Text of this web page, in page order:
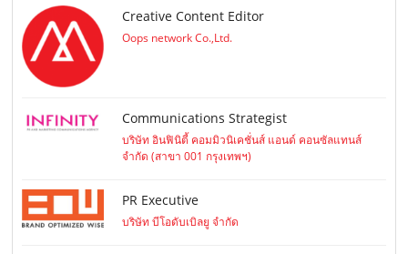
Creative Content Editor
Oops network Co.,Ltd.
Communications Strategist
บริษัท อินฟินิตี้ คอมมิวนิเคชั่นส์ แอนด์ คอนซัลแทนส์
จำกัด (สาขา 001 กรุงเทพฯ)
PR Executive
บริษัท บีโอดับเบิลยู จำกัด